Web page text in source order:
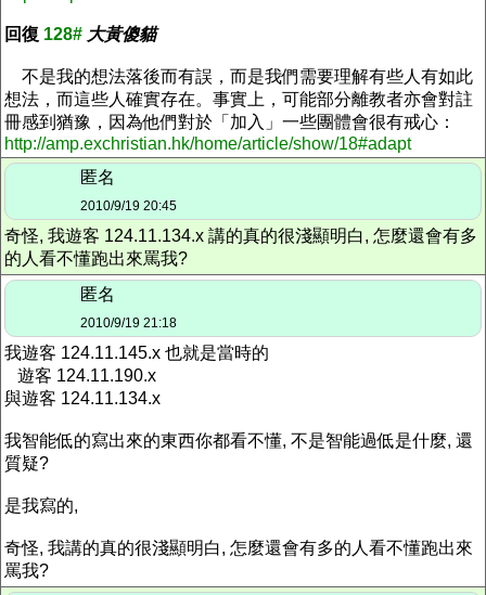
回復 128# 大黃傻貓
不是我的想法落後而有誤，而是我們需要理解有些人有如此
想法，而這些人確實存在。事實上，可能部分離教者亦會對註
冊感到猶豫，因為他們對於「加入」一些團體會很有戒心：
http://amp.exchristian.hk/home/article/show/18#adapt
匿名
2010/9/19 20:45
奇怪, 我遊客 124.11.134.x 講的真的很淺顯明白, 怎麼還會有多
的人看不懂跑出來罵我?
匿名
2010/9/19 21:18
我遊客 124.11.145.x 也就是當時的
遊客 124.11.190.x
與遊客 124.11.134.x
我智能低的寫出來的東西你都看不懂, 不是智能過低是什麼, 還
質疑?
是我寫的,
奇怪, 我講的真的很淺顯明白, 怎麼還會有多的人看不懂跑出來
罵我?